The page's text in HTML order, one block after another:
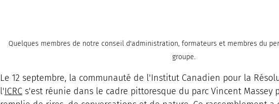
Quelques membres de notre conseil d'administration, formateurs et membres du
groupe.
Le 12 septembre, la communauté de l'Institut Canadien pour la
l'ICRC s'est réunie dans le cadre pittoresque du parc Vincent Massey